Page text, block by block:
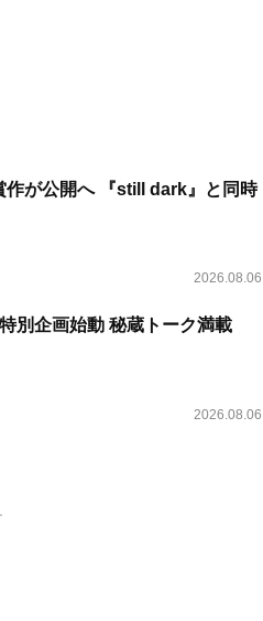
作が公開へ 『still dark』と同時
2026.08.06
別企画始動 秘蔵トーク満載
2026.08.06